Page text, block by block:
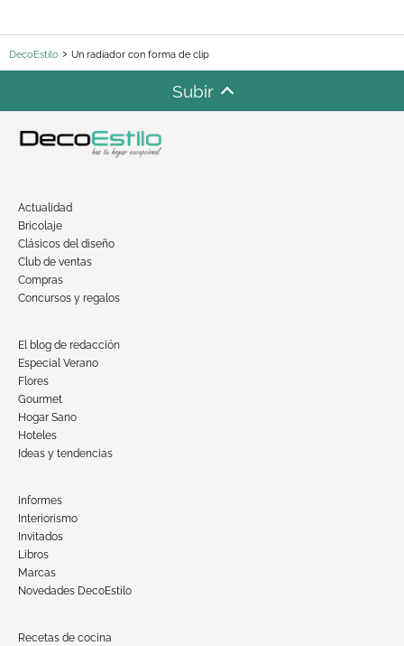
DecoEstilo Un radiador con forma de clip
Subir
Actualidad
Bricolaje
Clásicos del diseño
Club de ventas
Compras
Concursos y regalos
El blog de redacción
Especial Verano
Flores
Gourmet
Hogar Sano
Hoteles
Ideas y tendencias
Informes
Interiorismo
Invitados
Libros
Marcas
Novedades DecoEstilo
Recetas de cocina